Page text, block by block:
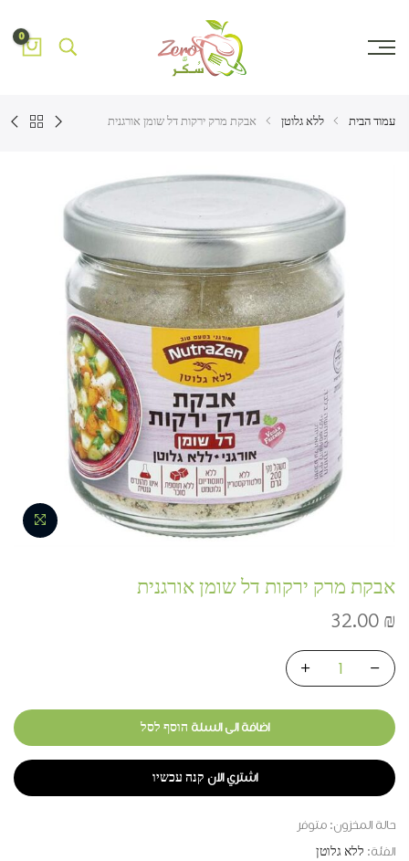
0
עמוד הבית ללא גלוטן אבקת מרק ירקות דל שומן אורגנית
אבקת מרק ירקות דל שומן אורגנית
32.00 ₪
اضافة الى السلة הוסף לסל
اشتري الان קנה עכשיו
حالة المخزون: متوفر
الفئة: ללא גלוטן